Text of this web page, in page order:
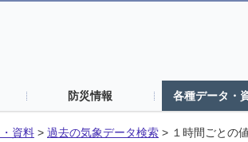
防災情報 各種データ・
資料 > 過去の気象データ検索 > １時間ごとの